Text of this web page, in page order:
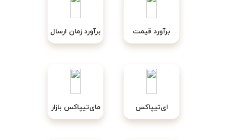
برآورد قیمت برآورد زمان ارسال
ای‌تیپاکس مای‌تیپاکس بازار